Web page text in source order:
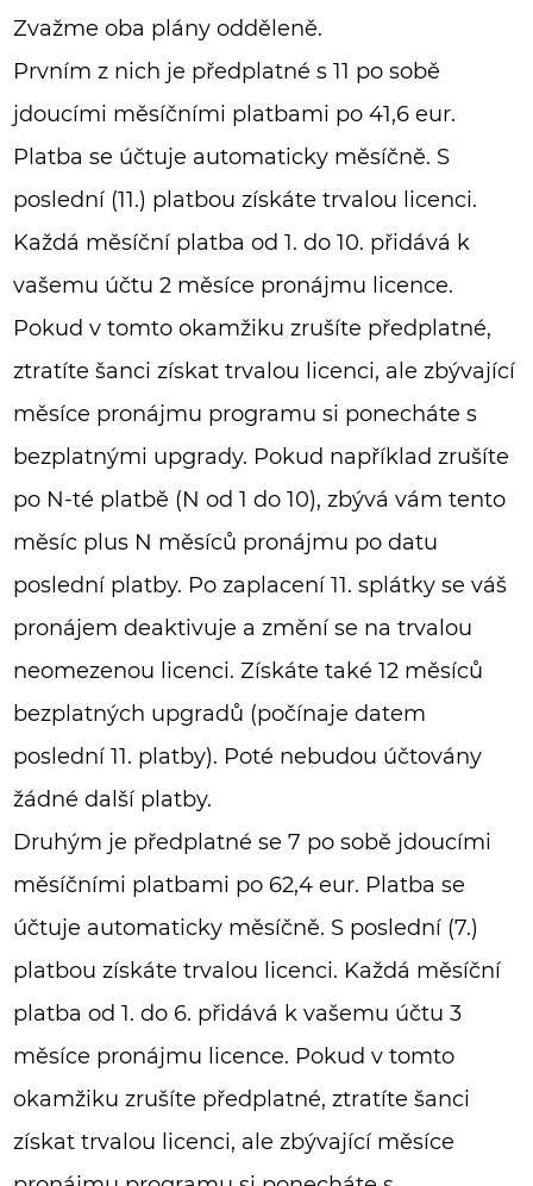
Zvažme oba plány odděleně.
Prvním z nich je předplatné s 11 po sobě
jdoucími měsíčními platbami po 41,6 eur.
Platba se účtuje automaticky měsíčně. S
poslední (11.) platbou získáte trvalou licenci.
Každá měsíční platba od 1. do 10. přidává k
vašemu účtu 2 měsíce pronájmu licence.
Pokud v tomto okamžiku zrušíte předplatné,
ztratíte šanci získat trvalou licenci, ale zbývající
měsíce pronájmu programu si ponecháte s
bezplatnými upgrady. Pokud například zrušíte
po N-té platbě (N od 1 do 10), zbývá vám tento
měsíc plus N měsíců pronájmu po datu
poslední platby. Po zaplacení 11. splátky se váš
pronájem deaktivuje a změní se na trvalou
neomezenou licenci. Získáte také 12 měsíců
bezplatných upgradů (počínaje datem
poslední 11. platby). Poté nebudou účtovány
žádné další platby.
Druhým je předplatné se 7 po sobě jdoucími
měsíčními platbami po 62,4 eur. Platba se
účtuje automaticky měsíčně. S poslední (7.)
platbou získáte trvalou licenci. Každá měsíční
platba od 1. do 6. přidává k vašemu účtu 3
měsíce pronájmu licence. Pokud v tomto
okamžiku zrušíte předplatné, ztratíte šanci
získat trvalou licenci, ale zbývající měsíce